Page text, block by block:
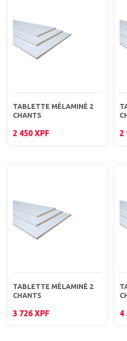
TABLETTE MÉLAMINÉ 2
CHANTS
2 450 XPF 2
TABLETTE MÉLAMINÉ 2
CHANTS
3 726 XPF 4